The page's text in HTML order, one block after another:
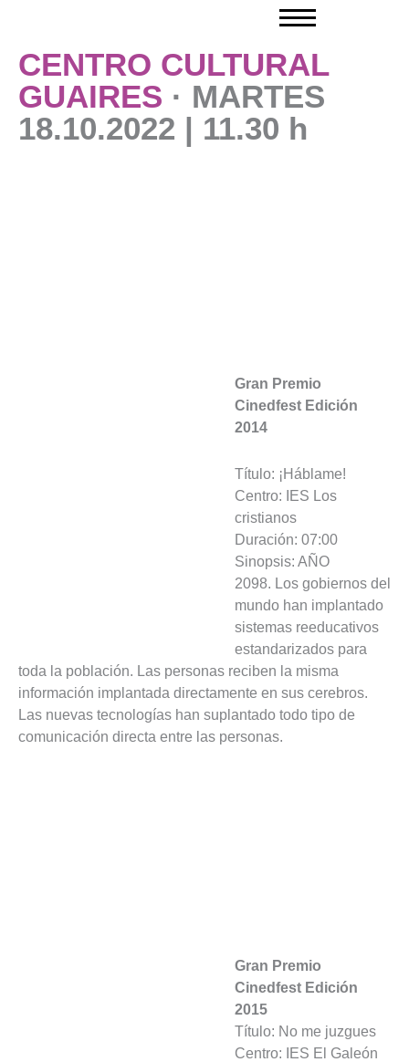
contenido
CENTRO CULTURAL
GUAIRES · MARTES
18.10.2022 | 11.30 h
Gran Premio
Cinedfest Edición
2014
Título: ¡Háblame!
Centro: IES Los
cristianos
Duración: 07:00
Sinopsis: AÑO
2098. Los gobiernos del
mundo han implantado
sistemas reeducativos
estandarizados para
toda la población. Las personas reciben la misma
información implantada directamente en sus cerebros.
Las nuevas tecnologías han suplantado todo tipo de
comunicación directa entre las personas.
Gran Premio
Cinedfest Edición
2015
Título: No me juzgues
Centro: IES El Galeón